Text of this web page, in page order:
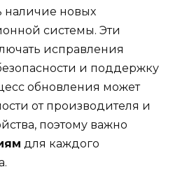
наличие новых
системы. Эти
исправления
и поддержку
обновления может
от производителя и
поэтому важно
для каждого